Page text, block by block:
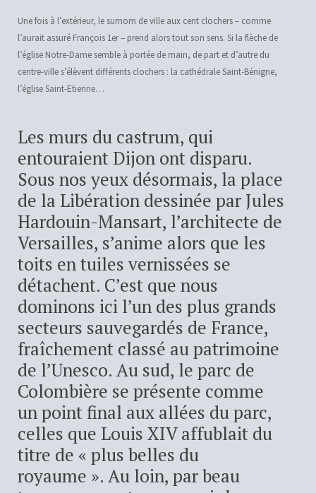
Une fois à l’extérieur, le surnom de ville aux cent clochers – comme
l’aurait assuré François 1er– prend alors tout son sens. Si la flèche de
l’église Notre-Dame semble à portée de main, de part et d’autre du
centre-ville s’élèvent différents clochers : la cathédrale Saint-Bénigne,
l’église Saint-Etienne…
Les murs du castrum, qui
entouraient Dijon ont disparu.
Sous nos yeux désormais, la place
de la Libération dessinée par Jules
Hardouin-Mansart, l’architecte de
Versailles, s’anime alors que les
toits en tuiles vernissées se
détachent. C’est que nous
dominons ici l’un des plus grands
secteurs sauvegardés de France,
fraîchement classé au patrimoine
de l’Unesco. Au sud, le parc de
Colombière se présente comme
un point final aux allées du parc,
celles que Louis XIV affublait du
titre de « plus belles du
royaume ». Au loin, par beau